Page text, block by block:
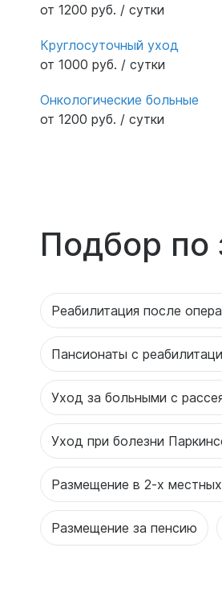
от 1200 руб. / сутки
Круглосуточный уход
от 1000 руб. / сутки
Онкологические больные
от 1200 руб. / сутки
Подбор по
Реабилитация после
Пансионаты с
Уход за больными с
Уход при болезни
Размещение в 2-х
Размещение за пенсию